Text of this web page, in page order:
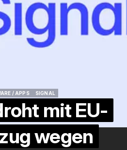
/ APPS
SIGNAL
mit EU-
wegen